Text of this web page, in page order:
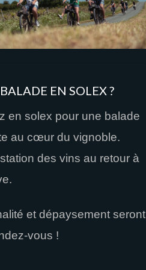
EN SOLEX ?
en solex pour une balade
au cœur du vignoble.
des vins au retour à
et dépaysement seront
vous !